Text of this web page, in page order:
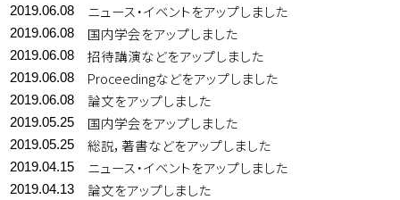
2019.06.08 ニュース・イベントをアップしました
2019.06.08 国内学会をアップしました
2019.06.08 招待講演などをアップしました
2019.06.08 Proceedingなどをアップしました
2019.06.08 論文をアップしました
2019.05.25 国内学会をアップしました
2019.05.25 総説，著書などをアップしました
2019.04.15 ニュース・イベントをアップしました
2019.04.13 論文をアップしました